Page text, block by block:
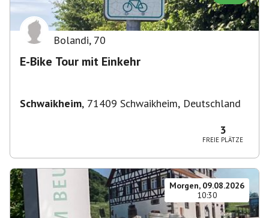
Bolandi, 70
E-Bike Tour mit Einkehr
Schwaikheim, 71409 Schwaikheim, Deutschland
3
FREIE PLÄTZE
Morgen, 09.08.2026
10:30